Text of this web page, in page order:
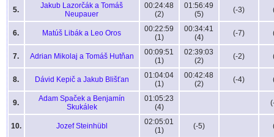
5.
Jakub Lazorčák a Tomáš
Neupauer
00:24:48
(2)
01:56:49
(5)
(-3)
6. Matúš Libák a Leo Oros
00:22:59
(1)
00:34:41
(4)
(-7)
7. Adrian Mikolaj a Tomáš Hutňan
00:09:51
(1)
02:39:03
(2)
(-2)
8. Dávid Kepič a Jakub Blišťan
01:04:04
(1)
00:42:48
(2)
(-4)
9.
Adam Spaček a Benjamín
Skukálek
01:05:23
(4)
10. Jozef Steinhübl
02:05:01
(1)
(-5)